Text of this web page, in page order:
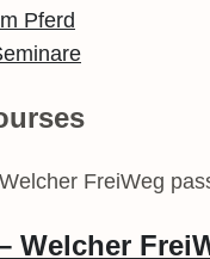
Pferd
Welcher